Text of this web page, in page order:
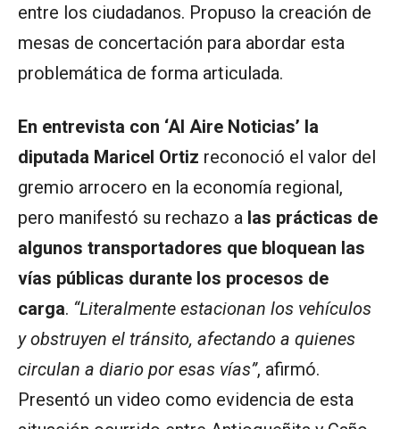
entre los ciudadanos. Propuso la creación de
mesas de concertación para abordar esta
problemática de forma articulada.
En entrevista con ‘Al Aire Noticias’ la
diputada Maricel Ortiz reconoció el valor del
gremio arrocero en la economía regional,
pero manifestó su rechazo a las prácticas de
algunos transportadores que bloquean las
vías públicas durante los procesos de
carga. “Literalmente estacionan los vehículos
y obstruyen el tránsito, afectando a quienes
circulan a diario por esas vías”, afirmó.
Presentó un video como evidencia de esta